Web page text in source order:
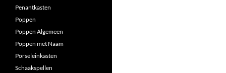
Penantkasten
Poppen
Poppen Algemeen
Poppen met Naam
Porseleinkasten
Schaakspellen